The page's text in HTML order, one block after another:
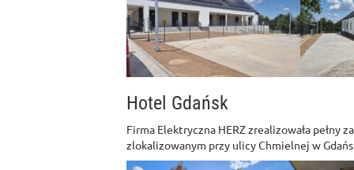
Hotel Gdańsk
Firma Elektryczna HERZ zrealizowała
zlokalizowanym przy ulicy Chmielnej w